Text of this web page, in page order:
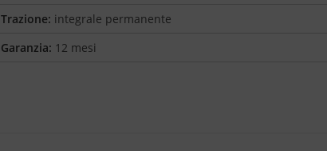
Trazione: integrale permanente
Garanzia: 12 mesi